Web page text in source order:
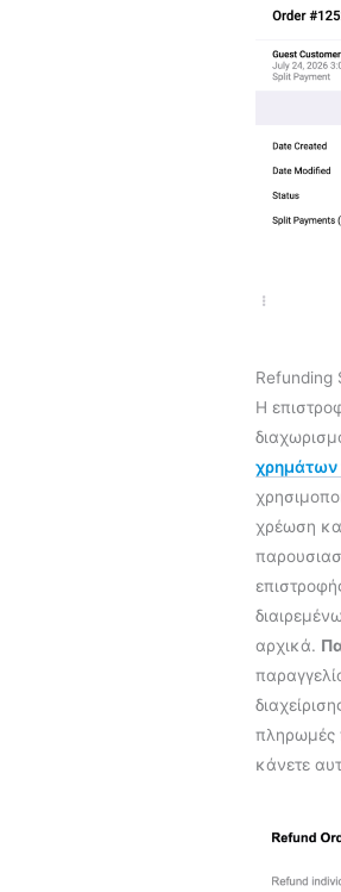
Refunding
Η
χρημάτων
χρέωση
αρχικά.
πληρωμές
κάνετε